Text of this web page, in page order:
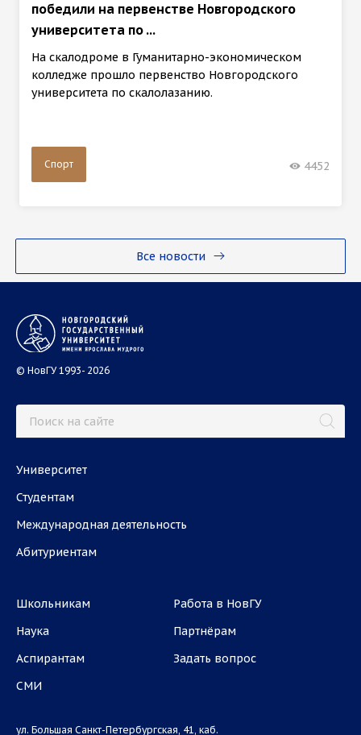
Все новости
победили на первенстве Новгородского
университета по ...
На скалодроме в Гуманитарно-экономическом
колледже прошло первенство Новгородского
университета по скалолазанию.
Спорт 4452
© НовГУ 1993- 2026
Университет
Студентам
Международная деятельность
Абитуриентам
Школьникам
Наука
Аспирантам
СМИ
Работа в НовГУ
Партнёрам
Задать вопрос
ул. Большая Санкт-Петербургская, 41, каб.